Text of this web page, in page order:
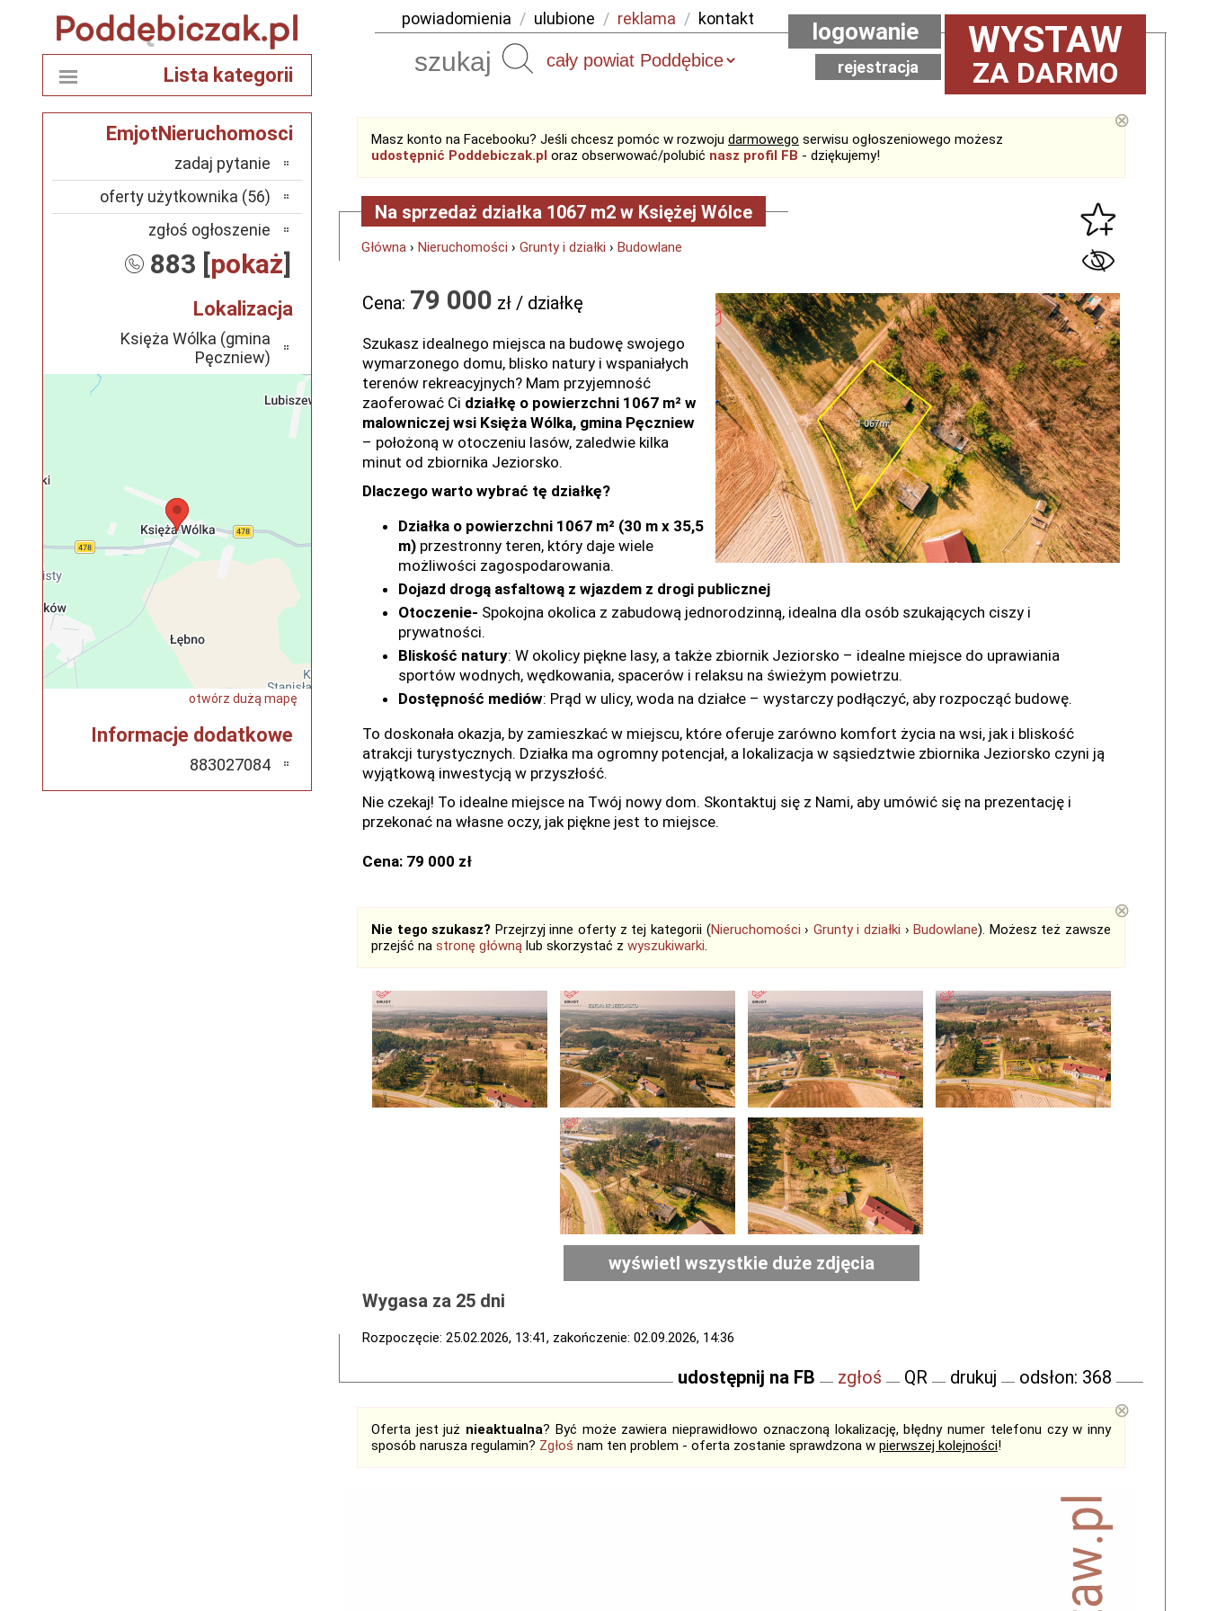
powiadomienia / ulubione / reklama / kontakt
Szukaj WYSTAW
ZA DARMO
logowanie
rejestracja
Masz konto na Facebooku? Jeśli chcesz pomóc w rozwoju darmowego serwisu ogłoszeniowego możesz
udostępnić Poddebiczak.pl oraz obserwować/polubić nasz profil FB - dziękujemy!
⊗
Na sprzedaż działka 1067 m2 w Księżej Wólce
Główna › Nieruchomości › Grunty i działki › Budowlane
Cena: 79 000 zł / działkę
Szukasz idealnego miejsca na budowę swojego
wymarzonego domu, blisko natury i wspaniałych
terenów rekreacyjnych? Mam przyjemność
zaoferować Ci działkę o powierzchni 1067 m² w
malowniczej wsi Księża Wólka, gmina Pęczniew
– położoną w otoczeniu lasów, zaledwie kilka
minut od zbiornika Jeziorsko.
Dlaczego warto wybrać tę działkę?
Działka o powierzchni 1067 m² (30 m x 35,5
m) przestronny teren, który daje wiele
możliwości zagospodarowania.
Dojazd drogą asfaltową z wjazdem z drogi publicznej
Otoczenie- Spokojna okolica z zabudową jednorodzinną, idealna dla osób szukających ciszy i
prywatności.
Bliskość natury: W okolicy piękne lasy, a także zbiornik Jeziorsko – idealne miejsce do uprawiania
sportów wodnych, wędkowania, spacerów i relaksu na świeżym powietrzu.
Dostępność mediów: Prąd w ulicy, woda na działce – wystarczy podłączyć, aby rozpocząć budowę.
To doskonała okazja, by zamieszkać w miejscu, które oferuje zarówno komfort życia na wsi, jak i bliskość
atrakcji turystycznych. Działka ma ogromny potencjał, a lokalizacja w sąsiedztwie zbiornika Jeziorsko czyni ją
wyjątkową inwestycją w przyszłość.
Nie czekaj! To idealne miejsce na Twój nowy dom. Skontaktuj się z Nami, aby umówić się na prezentację i
przekonać na własne oczy, jak piękne jest to miejsce.
Cena: 79 000 zł
Nie tego szukasz? Przejrzyj inne oferty z tej kategorii (Nieruchomości › Grunty i działki ›Budowlane). Możesz też zawsze
przejść na stronę główną lub skorzystać z wyszukiwarki.
⊗
wyświetl wszystkie duże zdjęcia
Wygasa za 25 dni
Rozpoczęcie: 25.02.2026, 13:41, zakończenie: 02.09.2026, 14:36
udostępnij na FB zgłoś QR drukuj odsłon: 368
Oferta jest już nieaktualna? Być może zawiera nieprawidłowo oznaczoną lokalizację, błędny numer telefonu czy w inny
sposób narusza regulamin? Zgłoś nam ten problem - oferta zostanie sprawdzona w pierwszej kolejności!
⊗
Lista kategorii
EmjotNieruchomosci
zadaj pytanie
oferty użytkownika (56)
zgłoś ogłoszenie
883 [pokaż]
Lokalizacja
Księża Wólka (gmina
Pęczniew)
otwórz dużą mapę
Informacje dodatkowe
883027084